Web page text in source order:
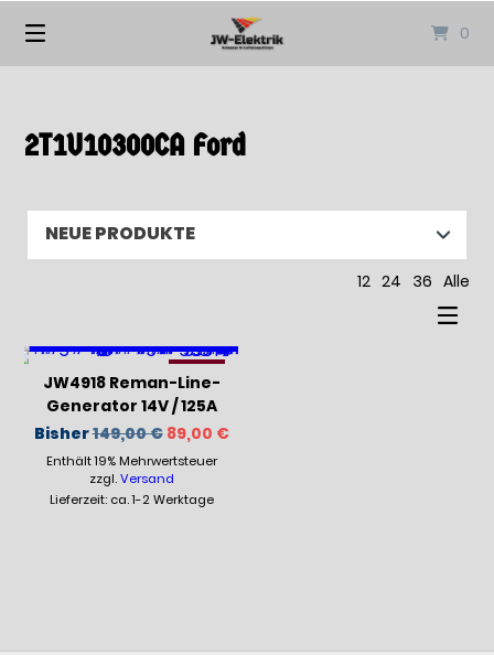
0
2T1U10300CA Ford
12 24 36 Alle
-41%
JW4918 Reman-Line-
Generator 14V / 125A
Bisher149,00€ Ursprünglicher
Preis
war:
149,00 €
89,00 €Aktueller
Enthält 19% Mehrwertsteuer
zzgl.Versand
Lieferzeit: ca. 1-2 Werktage